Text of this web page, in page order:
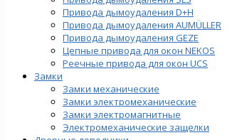
Привода дымоудаления D+H
Привода дымоудаления AUMÜLLER
Привода дымоудаления GEZE
Цепные привода для окон NEKOS
Реечные привода для окон UСS
Замки
Замки механические
Замки электромеханические
Замки электромагнитные
Электромеханические защелки